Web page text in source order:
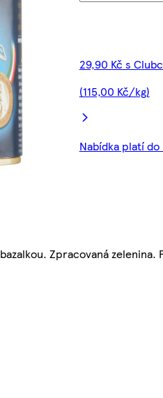
29,90 Kč s
(115,00 Kč/kg)
Nabídka platí do
Zpracovaná zelenina.